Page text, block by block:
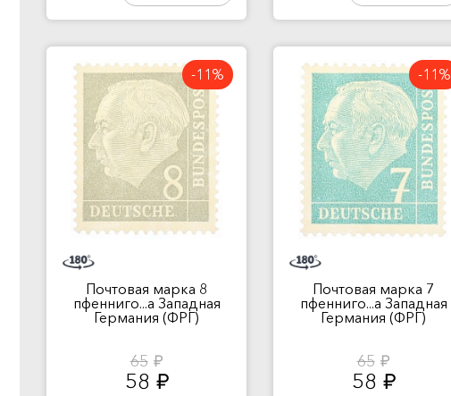
-11%
Почтовая марка 8
пфенниго...а Западная
Германия (ФРГ)
65 руб.
58 руб.
-11%
Почтовая марка 7
пфенниго...а Западная
Германия (ФРГ)
65 руб.
58 руб.